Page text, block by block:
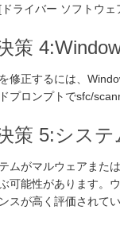
ライバー ソフトウェ
策
修正するには、
プロンプトでsfc/
策 5:シス
ムがマルウェアまた
可能性があります。
スが高く評価されて